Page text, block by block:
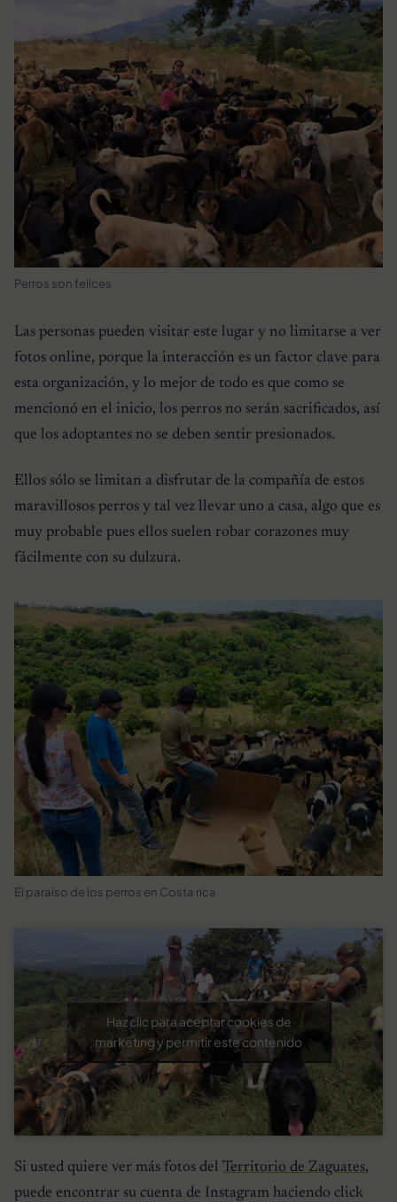
Perros son felices
Las personas pueden visitar este lugar y no limitarse a ver
fotos online, porque la interacción es un factor clave para
esta organización, y lo mejor de todo es que como se
mencionó en el inicio, los perros no serán sacrificados, así
que los adoptantes no se deben sentir presionados.
Ellos sólo se limitan a disfrutar de la compañía de estos
maravillosos perros y tal vez llevar uno a casa, algo que es
muy probable pues ellos suelen robar corazones muy
fácilmente con su dulzura.
El paraíso de los perros en Costa rica
Haz clic para aceptar cookies de
marketing y permitir este contenido
Si usted quiere ver más fotos del Territorio de Zaguates,
puede encontrar su cuenta de Instagram haciendo click